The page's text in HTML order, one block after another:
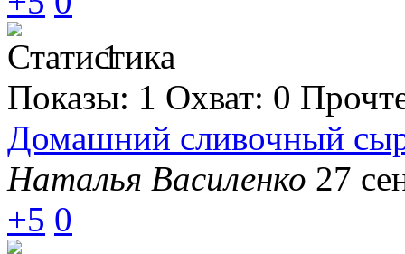
1
Показы: 1 Охват: 0
Домашний сливочный
Наталья Василенко 27
+5 0